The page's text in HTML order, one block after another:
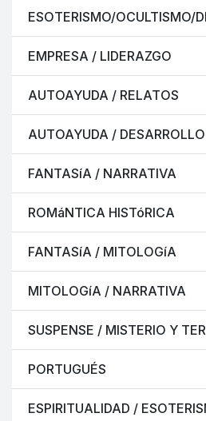
ESOTERISMO/OCULTISMO/
EMPRESA / LIDERAZGO
AUTOAYUDA / RELATOS
AUTOAYUDA /
FANTASíA / NARRATIVA
ROMáNTICA HISTóRICA
FANTASíA / MITOLOGíA
MITOLOGíA / NARRATIVA
SUSPENSE / MISTERIO Y
PORTUGUÉS
ESPIRITUALIDAD /